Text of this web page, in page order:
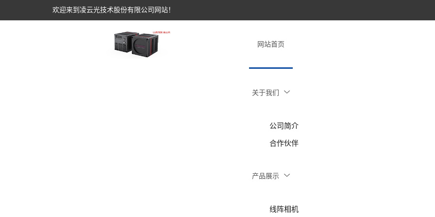
欢迎来到凌云光技术股份有限公司网站！
网站首页
关于我们
公司简介
合作伙伴
产品展示
线阵相机